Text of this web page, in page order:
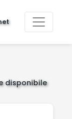
disponibile